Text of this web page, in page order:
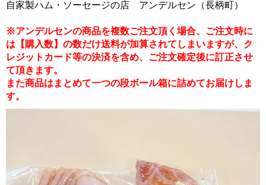
自家製ハム・ソーセージの店 アンデルセン（長柄町）
※アンデルセンの商品を複数ご注文頂く場合、ご注文時に
は【購入数】の数だけ送料が加算されてしまいますが、ク
レジットカード等の決済を含め、ご注文確定後に訂正させ
て頂きます。
また商品はまとめて一つの段ボール箱に詰めてお届けしま
す。